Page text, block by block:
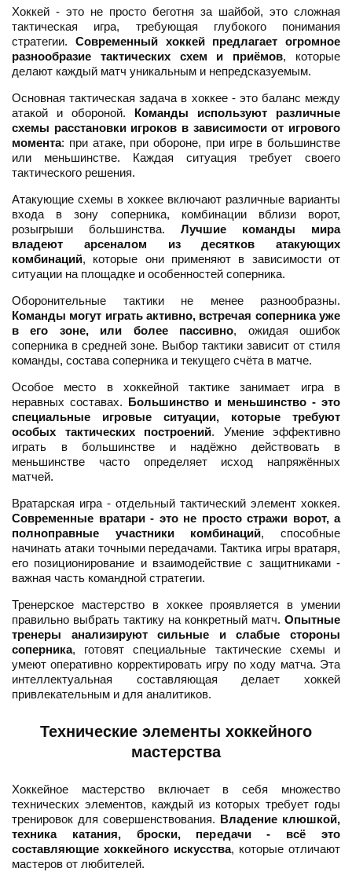
Хоккей - это не просто беготня за шайбой, это сложная
тактическая игра, требующая глубокого понимания
стратегии. Современный хоккей предлагает огромное
разнообразие тактических схем и приёмов, которые
делают каждый матч уникальным и непредсказуемым.
Основная тактическая задача в хоккее - это баланс между
атакой и обороной. Команды используют различные
схемы расстановки игроков в зависимости от игрового
момента: при атаке, при обороне, при игре в большинстве
или меньшинстве. Каждая ситуация требует своего
тактического решения.
Атакующие схемы в хоккее включают различные варианты
входа в зону соперника, комбинации вблизи ворот,
розыгрыши большинства. Лучшие команды мира
владеют арсеналом из десятков атакующих
комбинаций, которые они применяют в зависимости от
ситуации на площадке и особенностей соперника.
Оборонительные тактики не менее разнообразны.
Команды могут играть активно, встречая соперника уже
в его зоне, или более пассивно, ожидая ошибок
соперника в средней зоне. Выбор тактики зависит от стиля
команды, состава соперника и текущего счёта в матче.
Особое место в хоккейной тактике занимает игра в
неравных составах. Большинство и меньшинство - это
специальные игровые ситуации, которые требуют
особых тактических построений. Умение эффективно
играть в большинстве и надёжно действовать в
меньшинстве часто определяет исход напряжённых
матчей.
Вратарская игра - отдельный тактический элемент хоккея.
Современные вратари - это не просто стражи ворот, а
полноправные участники комбинаций, способные
начинать атаки точными передачами. Тактика игры вратаря,
его позиционирование и взаимодействие с защитниками -
важная часть командной стратегии.
Тренерское мастерство в хоккее проявляется в умении
правильно выбрать тактику на конкретный матч. Опытные
тренеры анализируют сильные и слабые стороны
соперника, готовят специальные тактические схемы и
умеют оперативно корректировать игру по ходу матча. Эта
интеллектуальная составляющая делает хоккей
привлекательным и для аналитиков.
Технические элементы хоккейного
мастерства
Хоккейное мастерство включает в себя множество
технических элементов, каждый из которых требует годы
тренировок для совершенствования. Владение клюшкой,
техника катания, броски, передачи - всё это
составляющие хоккейного искусства, которые отличают
мастеров от любителей.